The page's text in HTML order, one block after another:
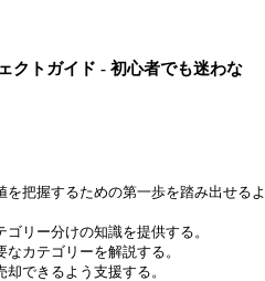
クトガイド - 初心者でも迷わな
把握するための第一歩を踏み出せるよ
リー分けの知識を提供する。
カテゴリーを解説する。
できるよう支援する。